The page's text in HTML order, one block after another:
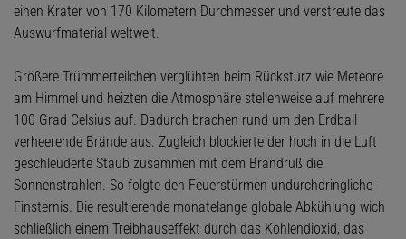
einen Krater von 170 Kilometern Durchmesser und verstreute das
Auswurfmaterial weltweit.
Größere Trümmerteilchen verglühten beim Rücksturz wie Meteore
am Himmel und heizten die Atmosphäre stellenweise auf mehrere
100 Grad Celsius auf. Dadurch brachen rund um den Erdball
verheerende Brände aus. Zugleich blockierte der hoch in die Luft
geschleuderte Staub zusammen mit dem Brandruß die
Sonnenstrahlen. So folgte den Feuerstürmen undurchdringliche
Finsternis. Die resultierende monatelange globale Abkühlung wich
schließlich einem Treibhauseffekt durch das Kohlendioxid, das